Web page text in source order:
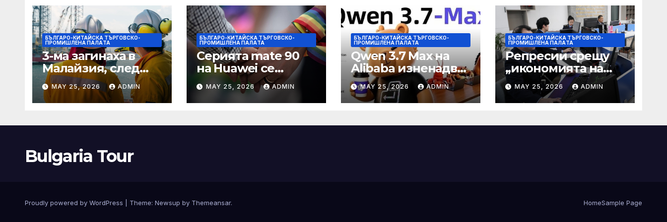
БЪЛГАРО-КИТАЙСКА ТЪРГОВСКО-
ПРОМИШЛЕНА ПАЛAТА
3-ма загинаха в
Малайзия, след
като спасителна
лодка падна в
морето от
Petronas
MAY 25, 2026 ADMIN
БЪЛГАРО-КИТАЙСКА ТЪРГОВСКО-
ПРОМИШЛЕНА ПАЛAТА
Серията mate 90
на Huawei се
очаква да
дебютира с нов
чип Kirin тази есен
MAY 25, 2026 ADMIN
БЪЛГАРО-КИТАЙСКА ТЪРГОВСКО-
ПРОМИШЛЕНА ПАЛAТА
Qwen 3.7 Max на
Alibaba изненадва
задгранични
разработчици с 35-
часово автономно
задачи
MAY 25, 2026 ADMIN
БЪЛГАРО-КИТАЙСКА ТЪРГОВСКО-
ПРОМИШЛЕНА ПАЛAТА
Репресии срещу
„икономията на
фактурирането“
MAY 25, 2026 ADMIN
Bulgaria Tour
Proudly powered by WordPress Theme: Newsup by Themeansar. HomeSample Page